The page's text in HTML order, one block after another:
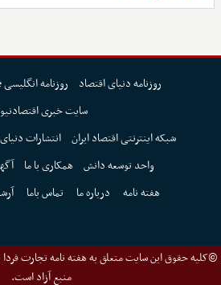
روزنامه دنیای اقتصاد
روزنامه انگلیسی Financial Tribune
سایت خبری
شبکه اینترنتی اقتصاد ایران انتشارات
واحد توسعه دانش همکاری با ما
هفته نامه
درباره ما تماس باما
©کلیه حقوق این سایت متعلق به هفته نامه تجارت فردا
منبع آزاد است.